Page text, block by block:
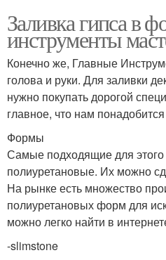
Заливка гипса в
инструменты
Конечно же, Главные
голова и руки. Для заливки
нужно покупать дорогой
главное, что нам
Формы
Самые подходящие для
полиуретановые. Их можно
На рынке есть множество
полиуретановых форм для
можно легко найти в
-slimstone